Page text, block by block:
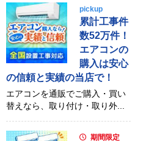
pickup
累計工事件
数52万件！
エアコンの
購入は安心
の信頼と実績の当店で！
エアコンを通販でご購入・買い
替えなら、取り付け・取り外...
期間限定